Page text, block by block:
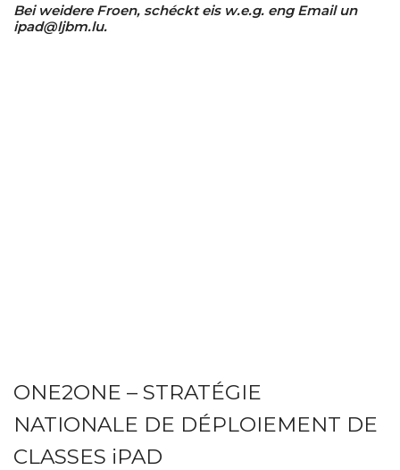
Bei weidere Froen, schéckt eis w.e.g. eng Email un
ipad@ljbm.lu.
ONE2ONE – STRATÉGIE
NATIONALE DE DÉPLOIEMENT DE
CLASSES iPAD